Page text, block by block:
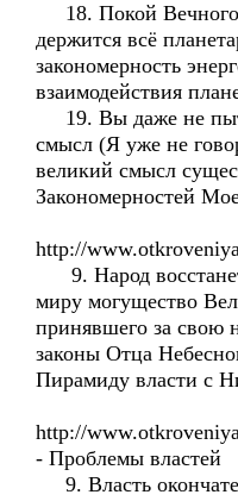
18. Покой Вечного
держится всё
закономерность
взаимодействия
19. Вы даже не
смысл (Я уже не
великий смысл
Закономерностей
http://
9. Народ
миру могущество
принявшего за свою
законы Отца
Пирамиду власти с
http://
- Проблемы властей
9. Власть